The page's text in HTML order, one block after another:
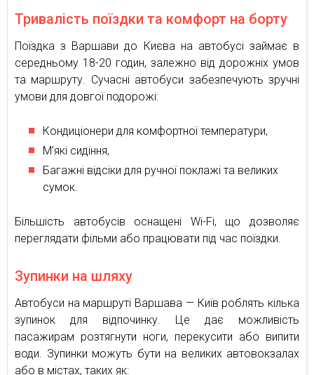
Тривалість поїздки та комфорт на борту
Поїздка з Варшави до Києва на автобусі займає в
середньому 18-20 годин, залежно від дорожніх умов
та маршруту. Сучасні автобуси забезпечують зручні
умови для довгої подорожі:
Кондиціонери для комфортної температури,
М’які сидіння,
Багажні відсіки для ручної поклажі та великих
сумок.
Більшість автобусів оснащені Wi-Fi, що дозволяє
переглядати фільми або працювати під час поїздки.
Зупинки на шляху
Автобуси на маршруті Варшава — Київ роблять кілька
зупинок для відпочинку. Це дає можливість
пасажирам розтягнути ноги, перекусити або випити
води. Зупинки можуть бути на великих автовокзалах
або в містах, таких як: